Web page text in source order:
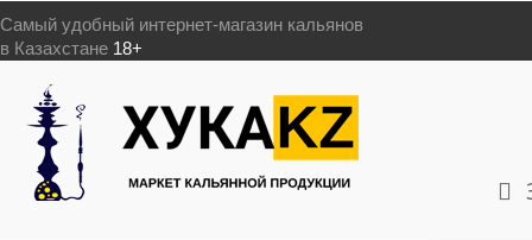
Самый удобный интернет-магазин кальянов
в Казахстане 18+